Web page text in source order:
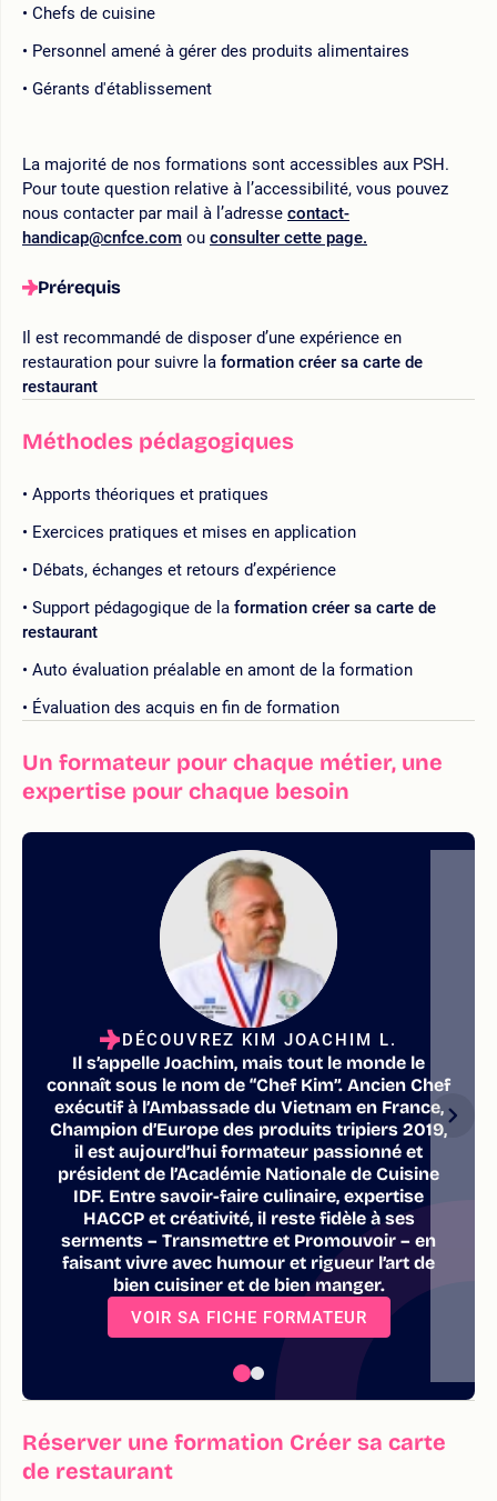
Chefs de cuisine
Personnel amené à gérer des produits alimentaires
Gérants d'établissement
La majorité de nos formations sont accessibles aux PSH.
Pour toute question relative à l’accessibilité, vous pouvez
nous contacter par mail à l’adresse contact-
handicap@cnfce.com ou consulter cette page.
Prérequis
Il est recommandé de disposer d’une expérience en
restauration pour suivre la formation créer sa carte de
restaurant
Méthodes pédagogiques
Apports théoriques et pratiques
Exercices pratiques et mises en application
Débats, échanges et retours d’expérience
Support pédagogique de la formation créer sa carte de
restaurant
Auto évaluation préalable en amont de la formation
Évaluation des acquis en fin de formation
Un formateur pour chaque métier, une
expertise pour chaque besoin
DÉCOUVREZ KIM JOACHIM L.
Il s’appelle Joachim, mais tout le monde le
connaît sous le nom de “Chef Kim”. Ancien Chef
exécutif à l’Ambassade du Vietnam en France,
Champion d’Europe des produits tripiers 2019,
il est aujourd’hui formateur passionné et
président de l’Académie Nationale de Cuisine
IDF. Entre savoir-faire culinaire, expertise
HACCP et créativité, il reste fidèle à ses
serments – Transmettre et Promouvoir – en
faisant vivre avec humour et rigueur l’art de
bien cuisiner et de bien manger.
VOIR SA FICHE FORMATEUR
Réserver une formation Créer sa carte
de restaurant